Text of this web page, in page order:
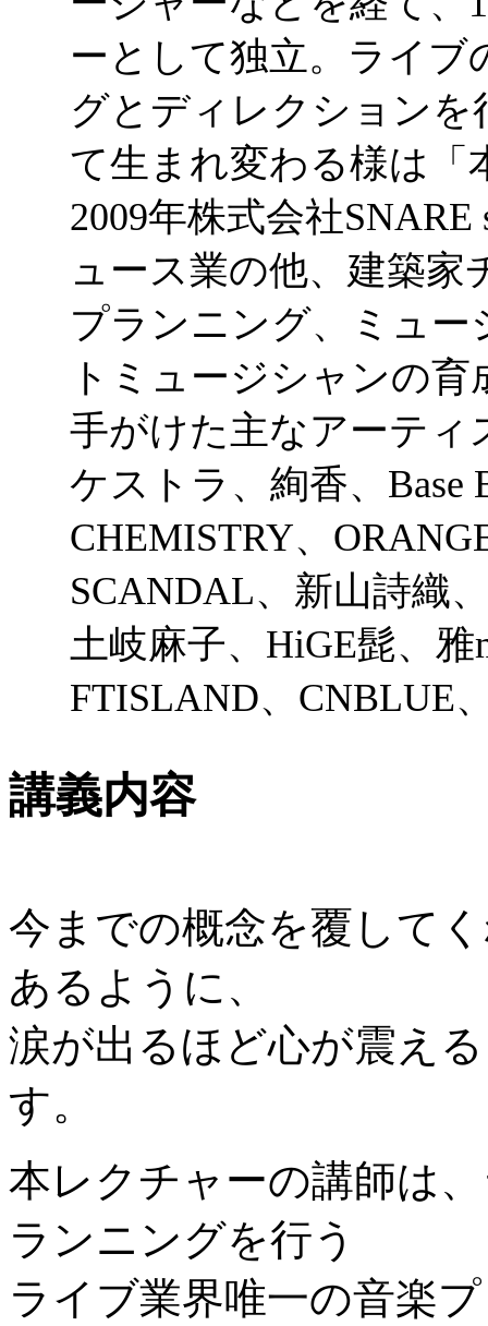
ーとして独立。ライブ
グとディレクション
て生まれ変わる様は「
2009年株式会社
ュース業の他、建築家
プランニング、ミュー
トミュージシャンの
手がけた主なアーティ
ケストラ、絢香、Base
CHEMISTRY、
SCANDAL、新山詩織
土岐麻子、HiGE髭、
FTISLAND、CNBLUE
講義内容
今までの概念を覆して
あるように、
涙が出るほど心が震え
す。
本レクチャーの講師は
ランニングを行う
ライブ業界唯一の音楽